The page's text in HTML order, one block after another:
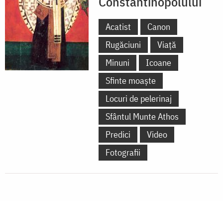
Acatist
Canon
Rugăciuni
Viață
Minuni
Icoane
Sfinte moaște
Locuri de pelerinaj
Sfântul Munte Athos
Predici
Video
Fotografii